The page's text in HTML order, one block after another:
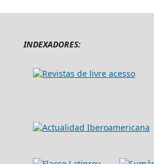
INDEXADORES: